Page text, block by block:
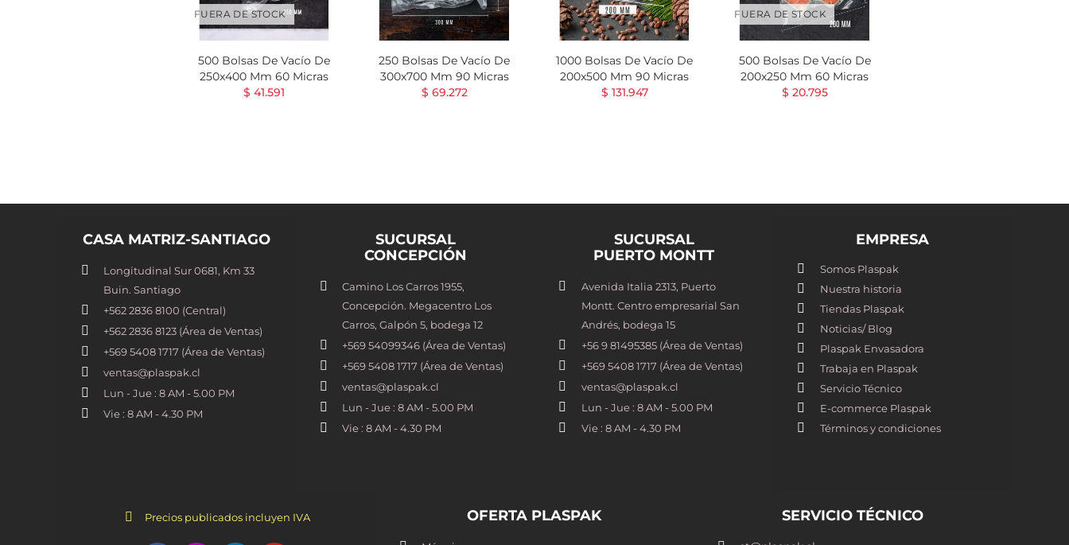
FUERA DE STOCK
500 Bolsas De Vacío De
250x400 Mm 60 Micras
$ 41.591
250 Bolsas De Vacío De
300x700 Mm 90 Micras
$ 69.272
1000 Bolsas De Vacío De
200x500 Mm 90 Micras
$ 131.947
FUERA DE STOCK
500 Bolsas De Vacío De
200x250 Mm 60 Micras
$ 20.795
CASA MATRIZ-SANTIAGO
Longitudinal Sur 0681, Km 33
Buin. Santiago
+562 2836 8100​ (Central)
+562 2836 8123 (Área de Ventas)
+569 5408 1717 (Área de Ventas)
ventas@plaspak.cl
Lun - Jue : 8 AM - 5.00 PM
Vie : 8 AM - 4.30 PM
SUCURSAL
CONCEPCIÓN
Camino Los Carros 1955,
Concepción. Megacentro Los
Carros, Galpón 5, bodega 12
+569 54099346 (Área de Ventas)
+569 5408 1717 (Área de Ventas)
ventas@plaspak.cl
Lun - Jue : 8 AM - 5.00 PM
Vie : 8 AM - 4.30 PM
SUCURSAL
PUERTO MONTT
Avenida Italia 2313, Puerto
Montt. Centro empresarial San
Andrés, bodega 15
+56 9 81495385 (Área de Ventas)
+569 5408 1717 (Área de Ventas)
ventas@plaspak.cl
Lun - Jue : 8 AM - 5.00 PM
Vie : 8 AM - 4.30 PM
EMPRESA
Somos Plaspak
Nuestra historia
Tiendas Plaspak
Noticias/ Blog
Plaspak Envasadora
Trabaja en Plaspak
Servicio Técnico
E-commerce Plaspak
Términos y condiciones
Precios publicados incluyen IVA OFERTA PLASPAK SERVICIO TÉCNICO